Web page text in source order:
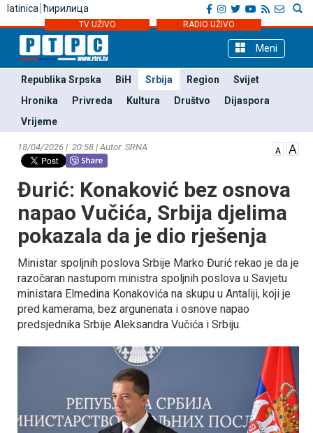
latinica ћирилица
TV UŽIVO RADIO UŽIVO
Meni
Republika Srpska BiH Srbija Region
Svijet
Hronika
Privreda Kultura Društvo
Dijaspora
Vrijeme
18/04/2026 | 20:58 | Autor: SRNA
Đurić: Konaković bez osnova
napao Vučića, Srbija djelima
pokazala da je dio rješenja
Ministar spoljnih poslova Srbije Marko Đurić rekao je da je
razočaran nastupom ministra spoljnih poslova u Savjetu
ministara Elmedina Konakovića na skupu u Antaliji, koji je
pred kamerama, bez argunenata i osnove napao
predsjednika Srbije Aleksandra Vučića i Srbiju.